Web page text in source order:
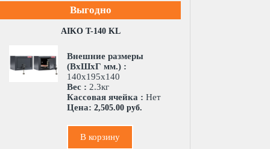
Выгодно
AIKO T-140 KL
Внешние размеры
(ВхШхГ мм.) :
140x195x140
Вес : 2.3кг
Кассовая ячейка : Нет
Цена: 2,505.00 руб.
В корзину